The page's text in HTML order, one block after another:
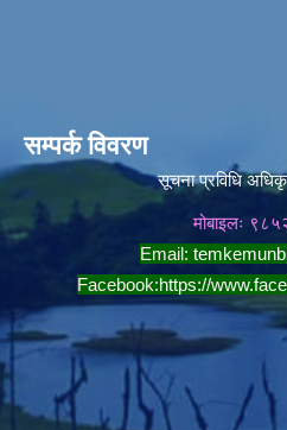
सम्पर्क विवरण
सूचना प्रविधि
मोबाइलः
Email:
Facebook:https://